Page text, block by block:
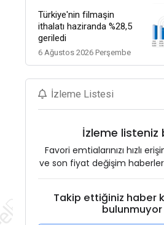
Türkiye'nin filmaşin
ithalatı haziranda %28,5
geriledi
6 Ağustos 2026 Perşembe
İzleme Listesi
İzleme listeniz
Favori emtialarınızı hızlı
ve son fiyat değişim
Takip ettiğiniz haber
bulunmuyor